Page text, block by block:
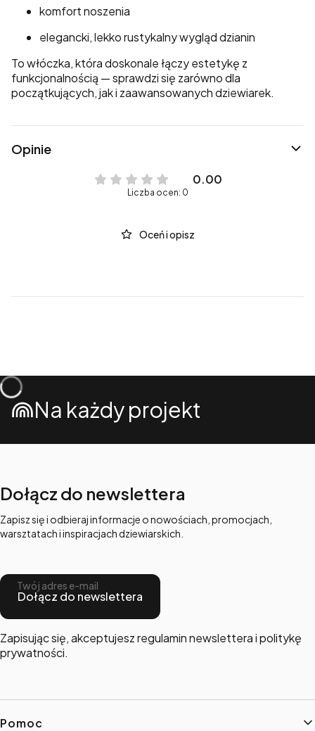
komfort noszenia
elegancki, lekko rustykalny wygląd dzianin
To włóczka, która doskonale łączy estetykę z
funkcjonalnością — sprawdzi się zarówno dla
początkujących, jak i zaawansowanych dziewiarek.
Opinie
0.00
Liczba ocen: 0
Oceń i opisz
Na każdy projekt
Dołącz do newslettera
Zapisz się i odbieraj informacje o nowościach, promocjach,
warsztatach i inspiracjach dziewiarskich.
Twój adres e-mail
Dołącz do newslettera
Zapisując się, akceptujesz regulamin newslettera i politykę
prywatności.
Linki w stopce
Pomoc